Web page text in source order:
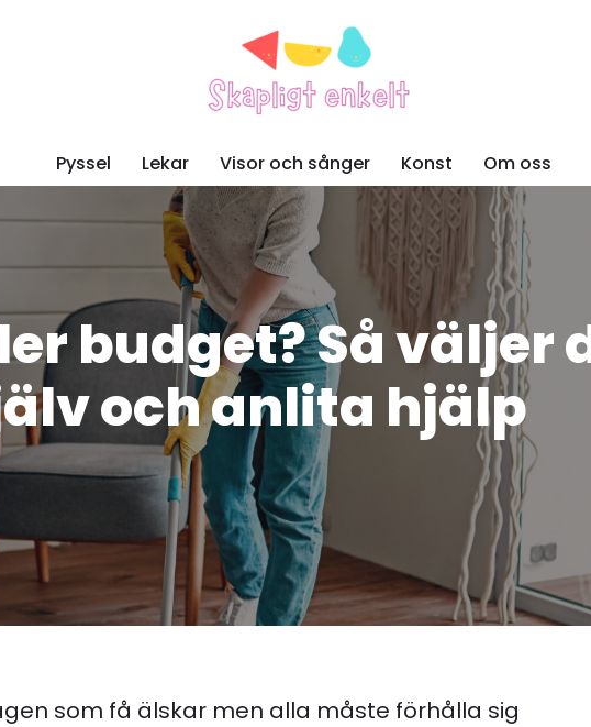
Pyssel
Lekar Visor och sånger Konst Om oss
budget? Så väljer
och anlita hjälp
som få älskar men alla måste förhålla sig